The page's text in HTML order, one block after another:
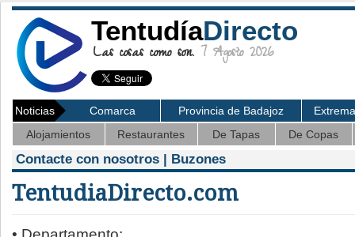
TentudíaDirecto
Las cosas como son. 7 Agosto 2026
Noticias Comarca Provincia de Badajoz
Alojamientos
Restaurantes De Tapas De Copas
Contacte con nosotros | Buzones
TentudiaDirecto.com